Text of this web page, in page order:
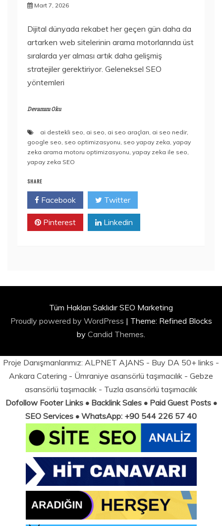
Mart 7, 2026
Dijital dünyada rekabet her geçen gün daha da
artarken web sitelerinin arama motorlarında üst
sıralarda yer alması artık daha gelişmiş
stratejiler gerektiriyor. Geleneksel SEO
yöntemleri
Devamını Oku
ai destekli seo, ai seo, ai seo araçları, ai seo nedir,
google seo, seo optimizasyonu, seo yapay zeka, yapay
zeka arama motoru optimizasyonu, yapay zeka ile seo,
yapay zeka SEO
SHARE
Facebook Twitter
Pinterest Linkedin
Tüm Hakları Saklıdır SEO Marketing
Proudly powered by WordPress | Theme: Refined Blocks
by Candid Themes.
Proje Danışmanlarımız: ALPNET AJANS - Buy DA 50+ links -
Ankara Catering - Ümraniye asansörlü taşımacılık - Gebze
asansörlü taşımacılık - Tuzla asansörlü taşımacılık
Dofollow Footer Links • Backlink Sales • Paid Guest Posts •
SEO Services • WhatsApp: +90 544 226 57 40